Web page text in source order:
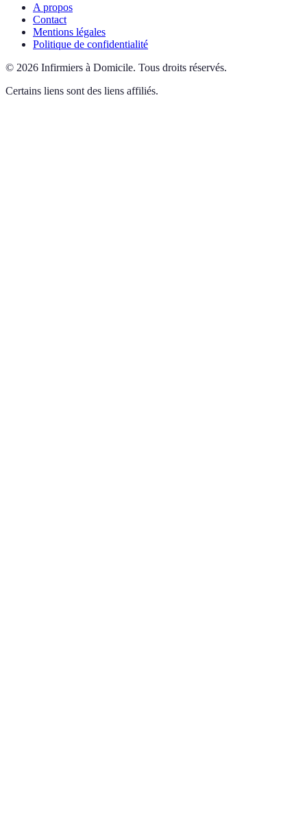
A propos
Contact
Mentions légales
Politique de confidentialité
© 2026 Infirmiers à Domicile. Tous droits réservés.
Certains liens sont des liens affiliés.